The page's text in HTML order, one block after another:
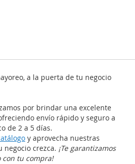
a la puerta de tu negocio
por brindar una excelente
envío rápido y seguro a
de 2 a 5 días.
y aprovecha nuestras
negocio crezca. ¡Te garantizamos
con tu compra!